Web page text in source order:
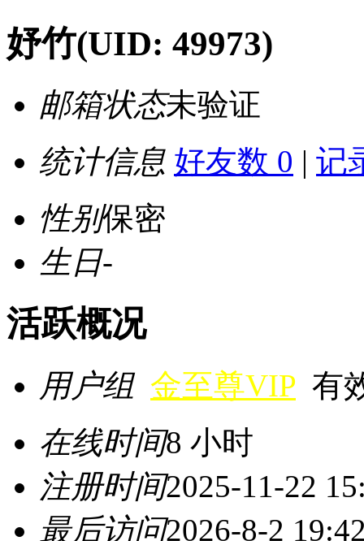
妤竹(UID: 49973)
邮箱状态未验证
统计信息 好友数 0 | 记
性别保密
生日-
活跃概况
用户组 金至尊VIP 有
在线时间8 小时
注册时间2025-11-22
最后访问2026-8-2